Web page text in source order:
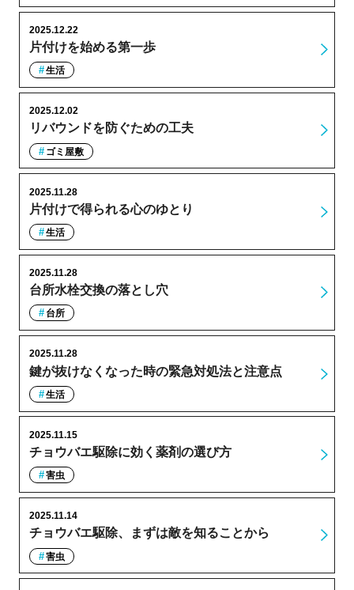
片付けを始める第一歩
2025.12.22
生活
リバウンドを防ぐための工夫
2025.12.02
ゴミ屋敷
片付けで得られる心のゆとり
2025.11.28
生活
台所水栓交換の落とし穴
2025.11.28
台所
鍵が抜けなくなった時の緊急対処法と注意点
2025.11.28
生活
チョウバエ駆除に効く薬剤の選び方
2025.11.15
害虫
チョウバエ駆除、まずは敵を知ることから
2025.11.14
害虫